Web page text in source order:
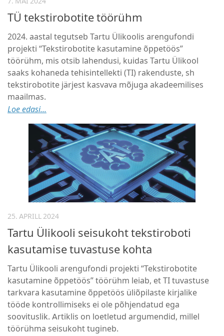
TÜ tekstirobotite töörühm
2024. aastal tegutseb Tartu Ülikoolis arengufondi
projekti “Tekstirobotite kasutamine õppetöös”
töörühm, mis otsib lahendusi, kuidas Tartu Ülikool
saaks kohaneda tehisintellekti (TI) rakenduste, sh
tekstirobotite järjest kasvava mõjuga akadeemilises
maailmas.
Loe edasi...
25. APRILL 2024
Tartu Ülikooli seisukoht tekstiroboti
kasutamise tuvastuse kohta
Tartu Ülikooli arengufondi projekti “Tekstirobotite
kasutamine õppetöös” töörühm leiab, et TI tuvastuse
tarkvara kasutamine õppetöös üliõpilaste kirjalike
tööde kontrollimiseks ei ole põhjendatud ega
soovituslik. Artiklis on loetletud argumendid, millel
töörühma seisukoht tugineb.